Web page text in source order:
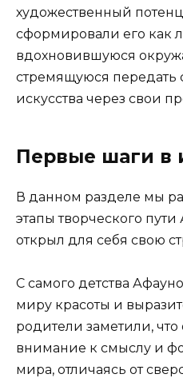
художественный
сформировали его как
вдохновившуюся
стремящуюся передать
искусства через свои
Первые шаги в
В данном разделе мы
этапы творческого пути
открыл для себя свою
С самого детства
миру красоты и
родители заметили,
внимание к смыслу и
мира, отличаясь от